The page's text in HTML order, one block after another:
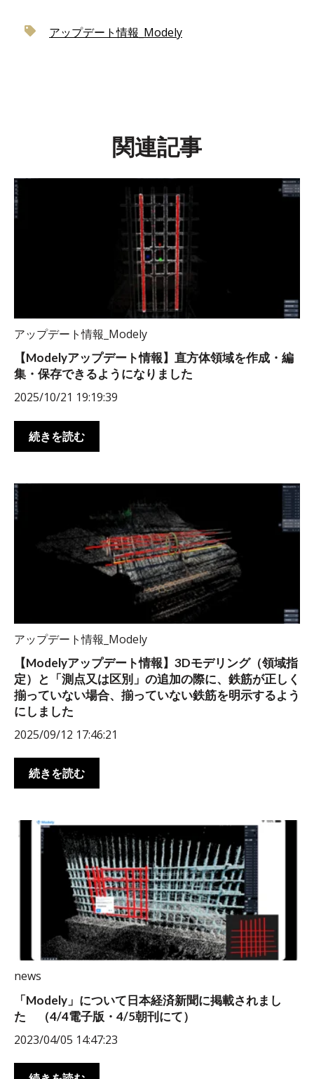
アップデート情報_Modely
関連記事
アップデート情報_Modely
【Modelyアップデート情報】直方体領域を作成・編
集・保存できるようになりました
2025/10/21 19:19:39
続きを読む
アップデート情報_Modely
【Modelyアップデート情報】3Dモデリング（領域指
定）と「測点又は区別」の追加の際に、鉄筋が正しく
揃っていない場合、揃っていない鉄筋を明示するよう
にしました
2025/09/12 17:46:21
続きを読む
news
「Modely」について日本経済新聞に掲載されまし
た （4/4電子版・4/5朝刊にて）
2023/04/05 14:47:23